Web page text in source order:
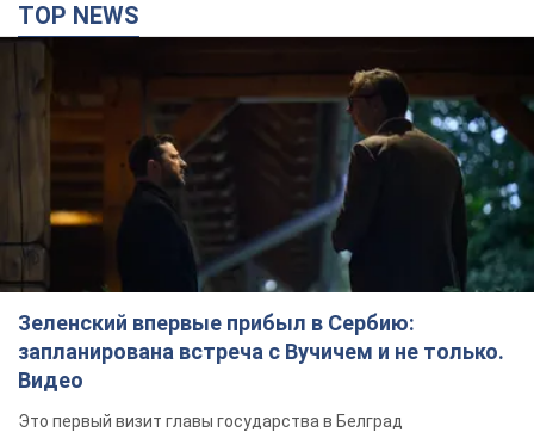
TOP NEWS
Зеленский впервые прибыл в Сербию:
запланирована встреча с Вучичем и не только.
Видео
Это первый визит главы государства в Белград